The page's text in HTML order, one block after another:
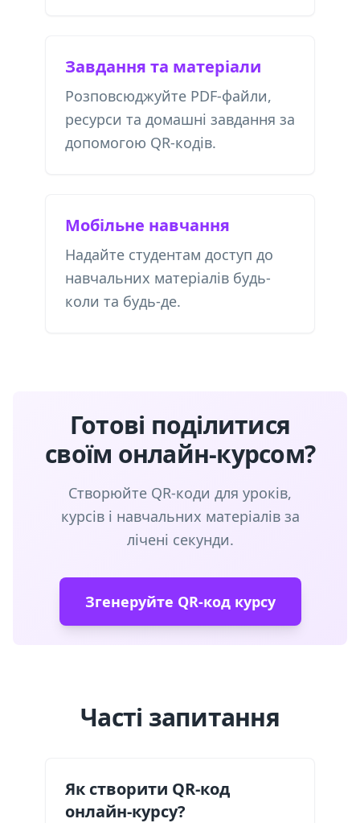
Завдання та матеріали
Розповсюджуйте PDF-файли,
ресурси та домашні завдання за
допомогою QR-кодів.
Мобільне навчання
Надайте студентам доступ до
навчальних матеріалів будь-
коли та будь-де.
Готові поділитися
своїм онлайн-курсом?
Створюйте QR-коди для уроків,
курсів і навчальних матеріалів за
лічені секунди.
Згенеруйте QR-код курсу
Часті запитання
Як створити QR-код
онлайн-курсу?